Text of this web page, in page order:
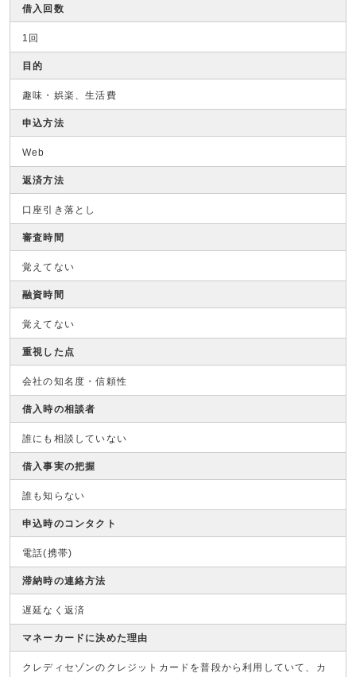
借入回数
1回
目的
趣味・娯楽、生活費
申込方法
Web
返済方法
口座引き落とし
審査時間
覚えてない
融資時間
覚えてない
重視した点
会社の知名度・信頼性
借入時の相談者
誰にも相談していない
借入事実の把握
誰も知らない
申込時のコンタクト
電話(携帯)
滞納時の連絡方法
遅延なく返済
マネーカードに決めた理由
クレディセゾンのクレジットカードを普段から利用していて、カ